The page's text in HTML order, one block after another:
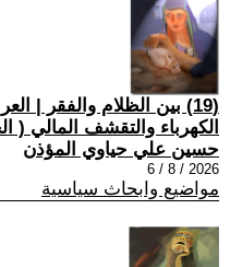
(19) بين الظلام والفقر |
الكهرباء والتقشف المالي (
حسين علي حياوي المؤذن
2026 / 8 / 6
مواضيع وابحاث سياسية